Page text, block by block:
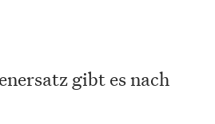
gibt es nach